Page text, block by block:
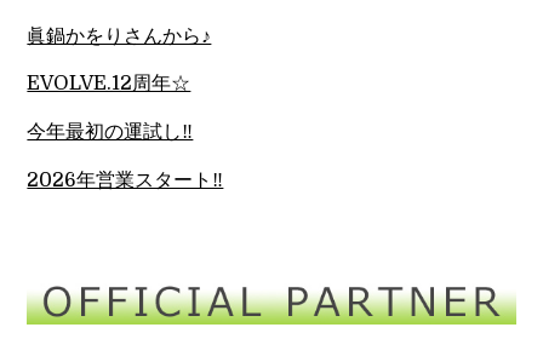
眞鍋かをりさんから♪
EVOLVE.12周年☆
今年最初の運試し‼︎
2026年営業スタート‼︎